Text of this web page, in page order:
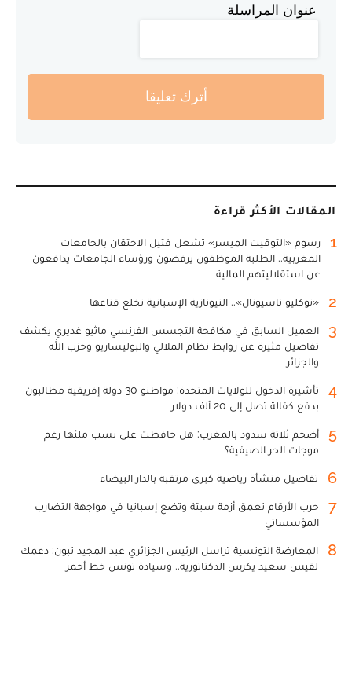
عنوان المراسلة
أترك تعليقا
المقالات الأكثر قراءة
1
رسوم «التوقيت الميسر» تشعل فتيل الاحتقان بالجامعات
المغربية.. الطلبة الموظفون يرفضون ورؤساء الجامعات يدافعون
عن استقلاليتهم المالية
2 «نوكليو ناسيونال».. النيونازية الإسبانية تخلع قناعها
3
العميل السابق في مكافحة التجسس الفرنسي ماثيو غديري يكشف
تفاصيل مثيرة عن روابط نظام الملالي والبوليساريو وحزب الله
والجزائر
4
تأشيرة الدخول للولايات المتحدة: مواطنو 30 دولة إفريقية مطالبون
بدفع كفالة تصل إلى 20 ألف دولار
5
أضخم ثلاثة سدود بالمغرب: هل حافظت على نسب ملئها رغم
موجات الحر الصيفية؟
6 تفاصيل منشأة رياضية كبرى مرتقبة بالدار البيضاء
7
حرب الأرقام تعمق أزمة سبتة وتضع إسبانيا في مواجهة التضارب
المؤسساتي
8
المعارضة التونسية تراسل الرئيس الجزائري عبد المجيد تبون: دعمك
لقيس سعيد يكرس الدكتاتورية.. وسيادة تونس خط أحمر